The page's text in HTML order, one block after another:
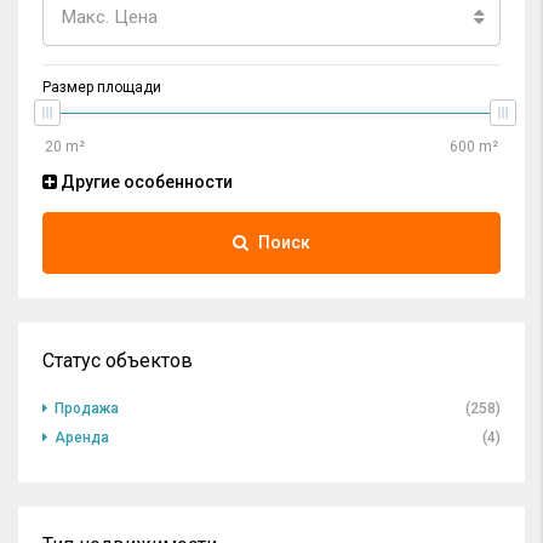
Макс. Цена
Размер площади
Другие особенности
Поиск
Статус объектов
Продажа
(258)
Аренда
(4)